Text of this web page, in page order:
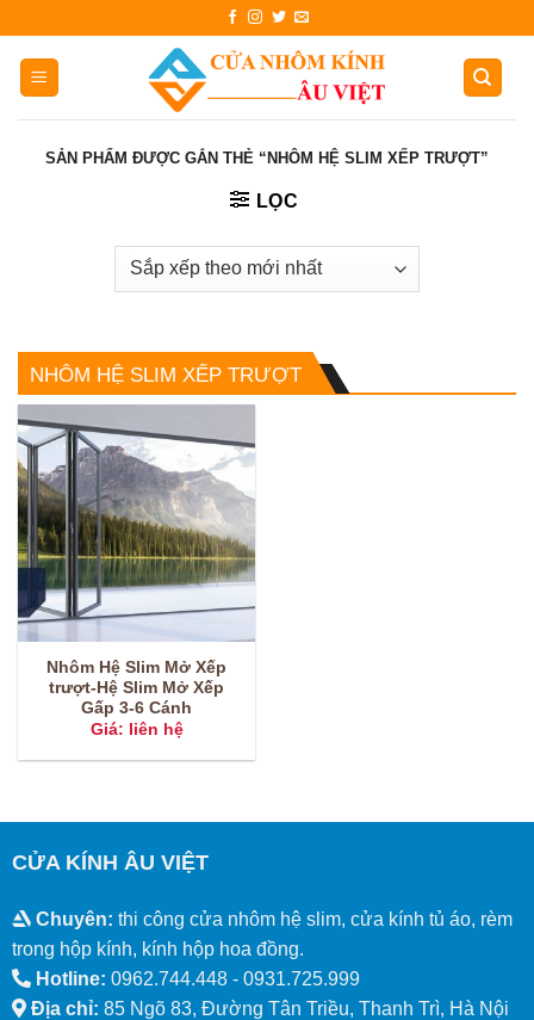
content
SẢN PHẨM ĐƯỢC GẮN THẺ “NHÔM HỆ SLIM XẾP TRƯỢT”
LỌC
NHÔM HỆ SLIM XẾP TRƯỢT
Nhôm Hệ Slim Mở Xếp
trượt-Hệ Slim Mở Xếp
Gấp 3-6 Cánh
Giá: liên hệ
CỬA KÍNH ÂU VIỆT
Chuyên: thi công cửa nhôm hệ slim, cửa kính tủ áo, rèm
trong hộp kính, kính hộp hoa đồng.
Hotline: 0962.744.448 - 0931.725.999
Địa chỉ: 85 Ngõ 83, Đường Tân Triều, Thanh Trì, Hà Nội